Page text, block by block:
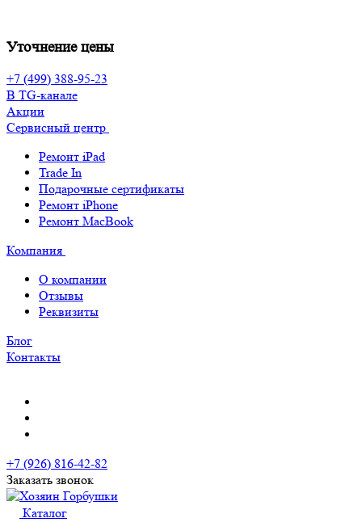
Уточнение цены
+7 (499) 388-95-23
В TG-канале
Акции
Сервисный центр
Ремонт iPad
Trade In
Подарочные сертификаты
Ремонт iPhone
Ремонт MacBook
Компания
О компании
Отзывы
Реквизиты
Блог
Контакты
+7 (926) 816-42-82
Заказать звонок
Каталог